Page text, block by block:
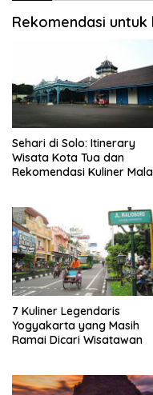
Rekomendasi untuk
Sehari di Solo: Itinerary
Wisata Kota Tua dan
Rekomendasi Kuliner
7 Kuliner Legendaris
Yogyakarta yang Masih
Ramai Dicari Wisatawan